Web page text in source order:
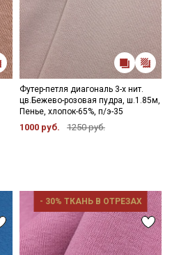
Футер-петля диагональ 3-х нит.
цв.Бежево-розовая пудра, ш.1.85м,
Пенье, хлопок-65%, п/э-35
1000 руб. 1250 руб.
- 30% ТКАНЬ В ОТРЕЗАХ